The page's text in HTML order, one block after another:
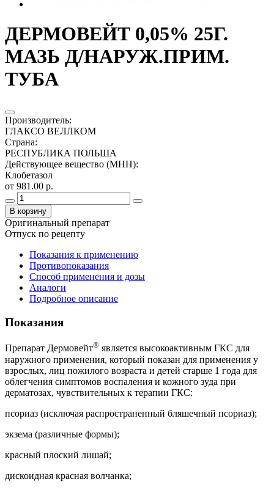
ДЕРМОВЕЙТ 0,05% 25Г.
МАЗЬ Д/НАРУЖ.ПРИМ.
ТУБА
Производитель:
ГЛАКСО ВЕЛЛКОМ
Страна:
РЕСПУБЛИКА ПОЛЬША
Действующее вещество (МНН):
Клобетазол
от 981.00 р.
В корзину
Оригинальный препарат
Отпуск по рецепту
Показания к применению
Противопоказания
Способ применения и дозы
Аналоги
Подробное описание
Показания
Препарат Дермовейт® является высокоактивным ГКС для
наружного применения, который показан для применения у
взрослых, лиц пожилого возраста и детей старше 1 года для
облегчения симптомов воспаления и кожного зуда при
дерматозах, чувствительных к терапии ГКС:
псориаз (исключая распространенный бляшечный псориаз);
экзема (различные формы);
красный плоский лишай;
дискоидная красная волчанка;